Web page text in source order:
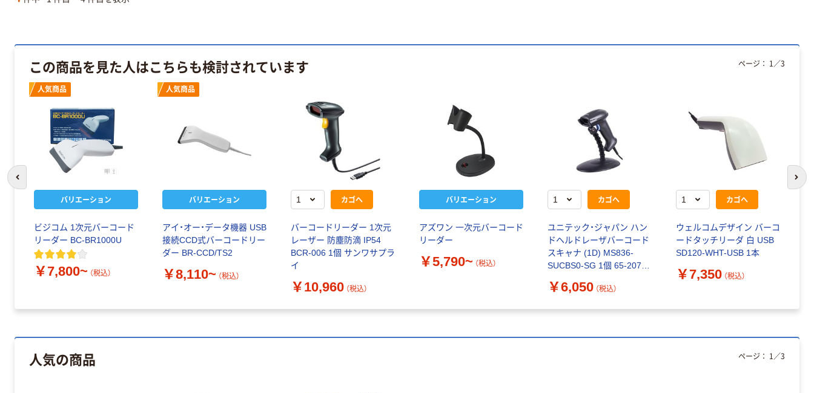
この商品を見た人はこちらも検討されています
人気商品
バリエーション
ビジコム 1次元バーコード
リーダー BC-BR1000U
￥7,800~ （税込）
人気商品
バリエーション
アイ・オー・データ機器 USB
接続CCD式バーコードリー
ダー BR-CCD/TS2
￥8,110~ （税込）
カゴへ
バーコードリーダー 1次元
レーザー 防塵防滴 IP54
BCR-006 1個 サンワサプラ
イ
￥10,960 （税込）
バリエーション
アズワン 一次元バーコード
リーダー
￥5,790~ （税込）
カゴへ
ユニテック・ジャパン ハン
ドヘルドレーザバーコード
スキャナ (1D) MS836-
SUCBS0-SG 1個 65-2079-
￥6,050 （税込）
カゴへ
ウェルコムデザイン バーコ
ードタッチリーダ 白 USB
SD120-WHT-USB 1本
￥7,350 （税込）
ページ： 1 ／3
次
人気の商品 ページ： 1 ／3